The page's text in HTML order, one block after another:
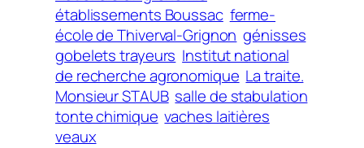
établissements Boussac ferme-
école de Thiverval-Grignon génisses
gobelets trayeurs Institut national
de recherche agronomique La traite.
Monsieur STAUB salle de stabulation
tonte chimique vaches laitières
veaux